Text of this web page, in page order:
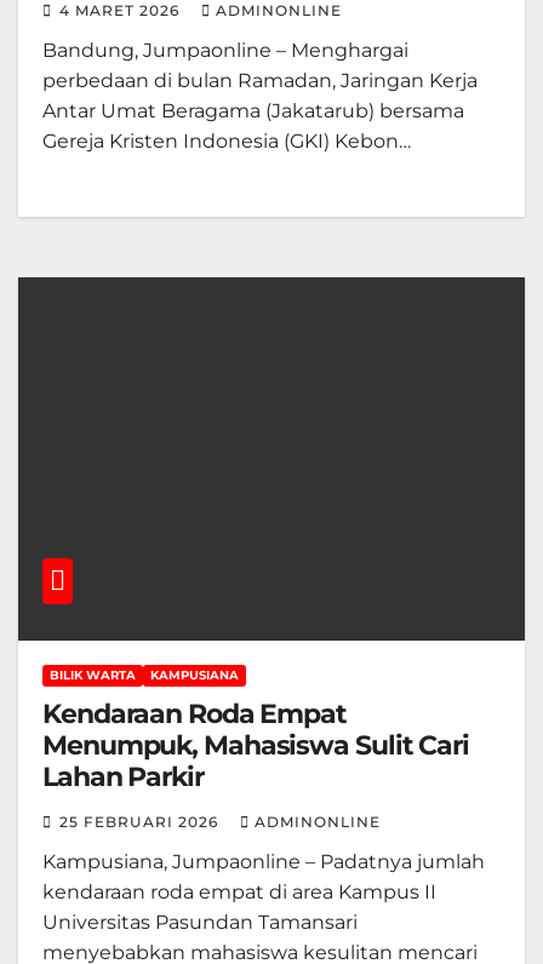
4 MARET 2026 ADMINONLINE
Bandung, Jumpaonline – Menghargai
perbedaan di bulan Ramadan, Jaringan Kerja
Antar Umat Beragama (Jakatarub) bersama
Gereja Kristen Indonesia (GKI) Kebon…
BILIK WARTA KAMPUSIANA
Kendaraan Roda Empat
Menumpuk, Mahasiswa Sulit Cari
Lahan Parkir
25 FEBRUARI 2026 ADMINONLINE
Kampusiana, Jumpaonline – Padatnya jumlah
kendaraan roda empat di area Kampus II
Universitas Pasundan Tamansari
menyebabkan mahasiswa kesulitan mencari